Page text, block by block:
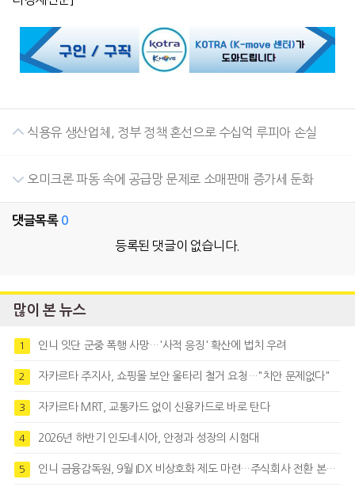
식용유 생산업체, 정부 정책 혼선으로 수십억 루피아 손실
오미크론 파동 속에 공급망 문제로 소매판매 증가세 둔화
댓글목록 0
등록된 댓글이 없습니다.
많이 본 뉴스
1 인니 잇단 군중 폭행 사망…'사적 응징' 확산에 법치 우려
2 자카르타 주지사, 쇼핑몰 보안 울타리 철거 요청…"치안 문제없다"
3 자카르타 MRT, 교통카드 없이 신용카드로 바로 탄다
4 2026년 하반기 인도네시아, 안정과 성장의 시험대
5 인니 금융감독원, 9월 IDX 비상호화 제도 마련…주식회사 전환 본격화